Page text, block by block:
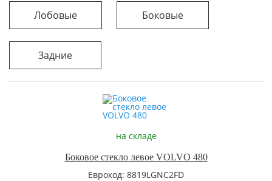
Лобовые Боковые
Задние
на складе
Боковое стекло левое VOLVO 480
Еврокод: 8819LGNC2FD